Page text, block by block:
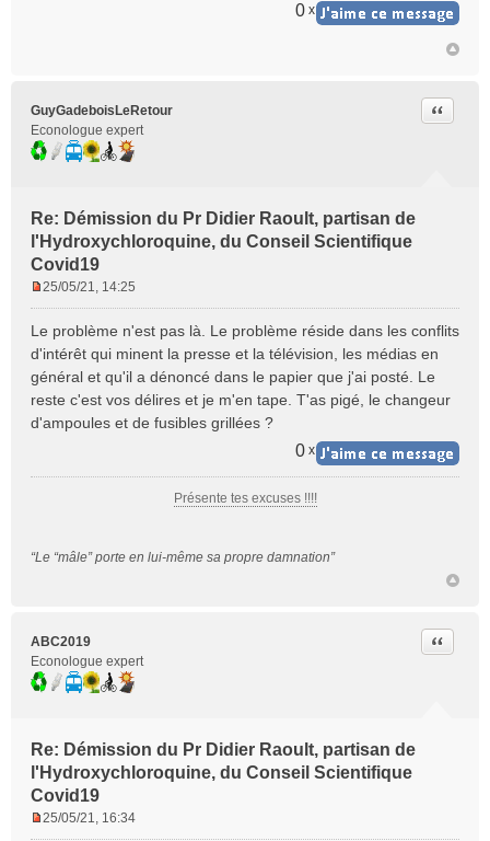
0 x
GuyGadeboisLeRetour
Econologue expert
Re: Démission du Pr Didier Raoult, partisan de
l'Hydroxychloroquine, du Conseil Scientifique
Covid19
Citer
s
s
a
g
e
n
25/05/21, 14:25
Le problème n'est pas là. Le problème réside dans les conflits
d'intérêt qui minent la presse et la télévision, les médias en
général et qu'il a dénoncé dans le papier que j'ai posté. Le
reste c'est vos délires et je m'en tape. T'as pigé, le changeur
d'ampoules et de fusibles grillées ?
0 x
Présente tes excuses !!!!
“Le “mâle” porte en lui-même sa propre damnation”
ABC2019
Econologue expert
Re: Démission du Pr Didier Raoult, partisan de
l'Hydroxychloroquine, du Conseil Scientifique
Covid19
Citer
25/05/21, 16:34